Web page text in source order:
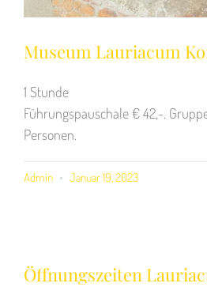
Museum Lauriacum
1 Stunde
Führungspauschale € 42,-.
Personen.
Admin Januar 19, 2023
Öffnungszeiten